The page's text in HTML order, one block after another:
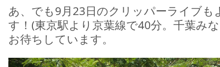
あ、でも9月23日のクリッパーライブも
す！(東京駅より京葉線で40分。千葉み
お待ちしています。